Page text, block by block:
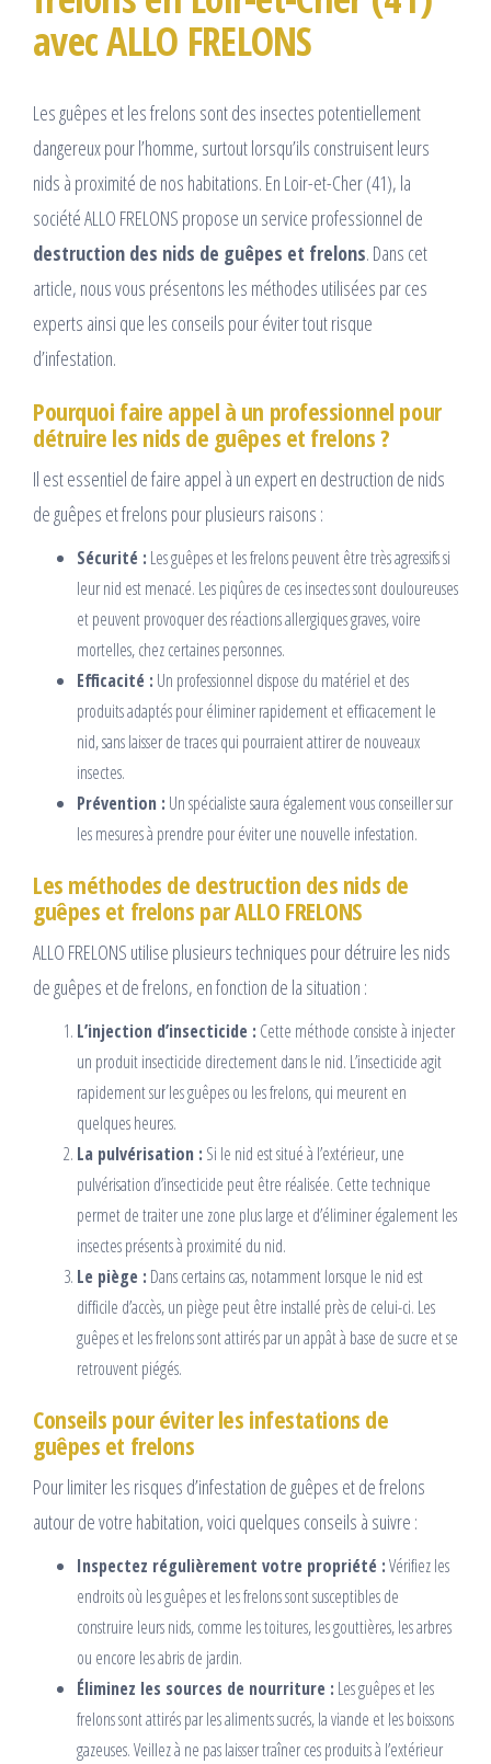
avec ALLO FRELONS
Les guêpes et les frelons sont des insectes potentiellement
dangereux pour l’homme, surtout lorsqu’ils construisent leurs
nids à proximité de nos habitations. En Loir-et-Cher (41), la
société ALLO FRELONS propose un service professionnel de
destruction des nids de guêpes et frelons. Dans cet
article, nous vous présentons les méthodes utilisées par ces
experts ainsi que les conseils pour éviter tout risque
d’infestation.
Pourquoi faire appel à un professionnel pour
détruire les nids de guêpes et frelons ?
Il est essentiel de faire appel à un expert en destruction de nids
de guêpes et frelons pour plusieurs raisons :
Sécurité : Les guêpes et les frelons peuvent être très agressifs si
leur nid est menacé. Les piqûres de ces insectes sont douloureuses
et peuvent provoquer des réactions allergiques graves, voire
mortelles, chez certaines personnes.
Efficacité : Un professionnel dispose du matériel et des
produits adaptés pour éliminer rapidement et efficacement le
nid, sans laisser de traces qui pourraient attirer de nouveaux
insectes.
Prévention : Un spécialiste saura également vous conseiller sur
les mesures à prendre pour éviter une nouvelle infestation.
Les méthodes de destruction des nids de
guêpes et frelons par ALLO FRELONS
ALLO FRELONS utilise plusieurs techniques pour détruire les nids
de guêpes et de frelons, en fonction de la situation :
L’injection d’insecticide : Cette méthode consiste à injecter
un produit insecticide directement dans le nid. L’insecticide agit
rapidement sur les guêpes ou les frelons, qui meurent en
quelques heures.
La pulvérisation : Si le nid est situé à l’extérieur, une
pulvérisation d’insecticide peut être réalisée. Cette technique
permet de traiter une zone plus large et d’éliminer également les
insectes présents à proximité du nid.
Le piège : Dans certains cas, notamment lorsque le nid est
difficile d’accès, un piège peut être installé près de celui-ci. Les
guêpes et les frelons sont attirés par un appât à base de sucre et se
retrouvent piégés.
Conseils pour éviter les infestations de
guêpes et frelons
Pour limiter les risques d’infestation de guêpes et de frelons
autour de votre habitation, voici quelques conseils à suivre :
Inspectez régulièrement votre propriété :Vérifiez les
endroits où les guêpes et les frelons sont susceptibles de
construire leurs nids, comme les toitures, les gouttières, les arbres
ou encore les abris de jardin.
Éliminez les sources de nourriture : Les guêpes et les
frelons sont attirés par les aliments sucrés, la viande et les boissons
gazeuses. Veillez à ne pas laisser traîner ces produits à l’extérieur